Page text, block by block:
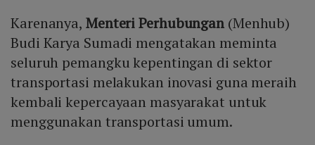
Karenanya, Menteri Perhubungan (Menhub)
Budi Karya Sumadi mengatakan meminta
seluruh pemangku kepentingan di sektor
transportasi melakukan inovasi guna meraih
kembali kepercayaan masyarakat untuk
menggunakan transportasi umum.